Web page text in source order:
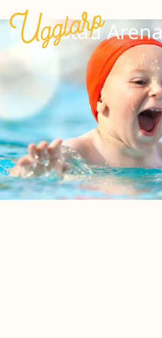
Halmstad Arena